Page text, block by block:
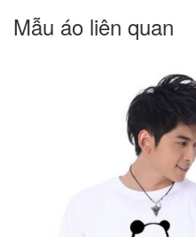
Mẫu áo liên quan